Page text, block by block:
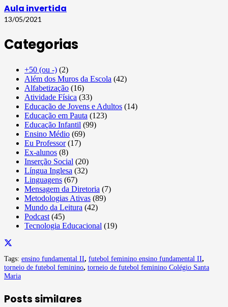
Aula invertida
13/05/2021
Categorias
+50 (ou -) (2)
Além dos Muros da Escola (42)
Alfabetização (16)
Atividade Física (33)
Educação de Jovens e Adultos (14)
Educação em Pauta (123)
Educação Infantil (99)
Ensino Médio (69)
Eu Professor(17)
Ex-alunos (8)
Inserção Social (20)
Língua Inglesa (32)
Linguagens (67)
Mensagem da Diretoria (7)
Metodologias Ativas (89)
Mundo da Leitura (42)
Podcast (45)
Tecnologia Educacional (19)
Tags: ensino fundamental II, futebol feminino ensino fundamental II,
torneio de futebol feminino, torneio de futebol feminino Colégio Santa
Maria
Posts similares